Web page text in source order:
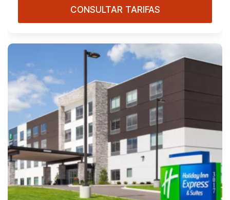
CONSULTAR TARIFAS